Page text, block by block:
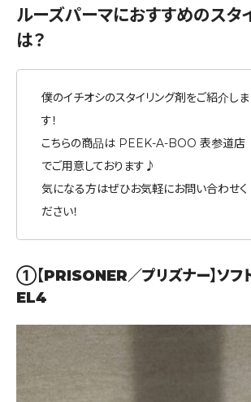
ルーズパーマにおすすめのスタ
は？
僕のイチオシのスタイリング剤をご紹介しま
す！
こちらの商品は PEEK-A-BOO 表参道店
でご用意しております♪
気になる方はぜひお気軽にお問い合わせく
ださい！
① 【PRISONER／プリズナー】ソ
EL4